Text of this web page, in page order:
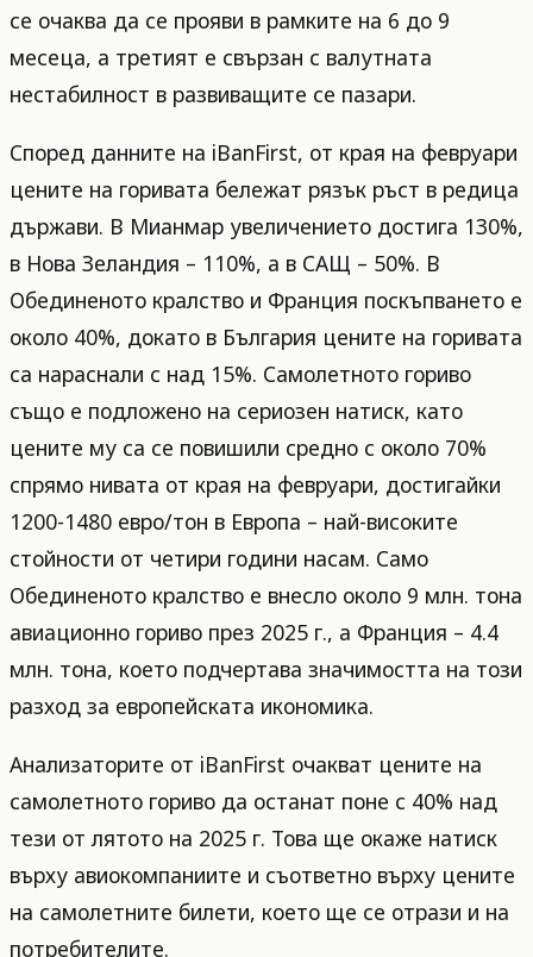
се очаква да се прояви в рамките на 6 до 9
месеца, а третият е свързан с валутната
нестабилност в развиващите се пазари.
Според данните на iBanFirst, от края на февруари
цените на горивата бележат рязък ръст в редица
държави. В Мианмар увеличението достига 130%,
в Нова Зеландия – 110%, а в САЩ – 50%. В
Обединеното кралство и Франция поскъпването е
около 40%, докато в България цените на горивата
са нараснали с над 15%. Самолетното гориво
също е подложено на сериозен натиск, като
цените му са се повишили средно с около 70%
спрямо нивата от края на февруари, достигайки
1200-1480 евро/тон в Европа – най-високите
стойности от четири години насам. Само
Обединеното кралство е внесло около 9 млн. тона
авиационно гориво през 2025 г., а Франция – 4.4
млн. тона, което подчертава значимостта на този
разход за европейската икономика.
Анализаторите от iBanFirst очакват цените на
самолетното гориво да останат поне с 40% над
тези от лятото на 2025 г. Това ще окаже натиск
върху авиокомпаниите и съответно върху цените
на самолетните билети, което ще се отрази и на
потребителите.